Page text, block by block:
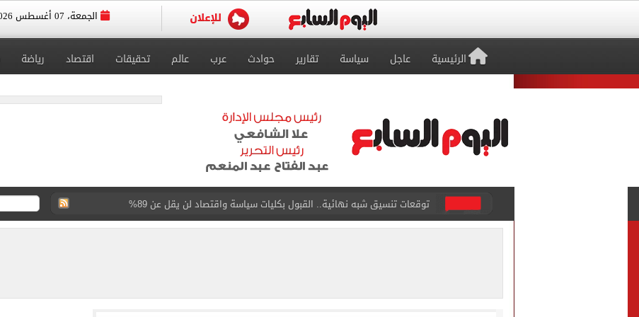
الجمعة، 07 أغسطس 2026
الرئيسية عاجل سياسة تقارير حوادث عرب عالم تحقيقات اقتصاد رياضة
مكتب التنسيق: إتاحة تعديل الرغبات حتى غلق المرحلة الأولى
بيع 15 ألف قميص و17000 تذكرة موسمية فى طرابزون سبور بعد صفقة محمد صلاح
صفقة محمد صلاح تتصدر عناوين الصحف التركية وقميصه يشعل الأسواق في طرابزون